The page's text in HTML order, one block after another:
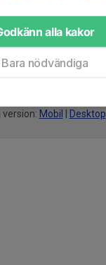
version: Mobil Desktop
alla kakor
Bara nödvändiga